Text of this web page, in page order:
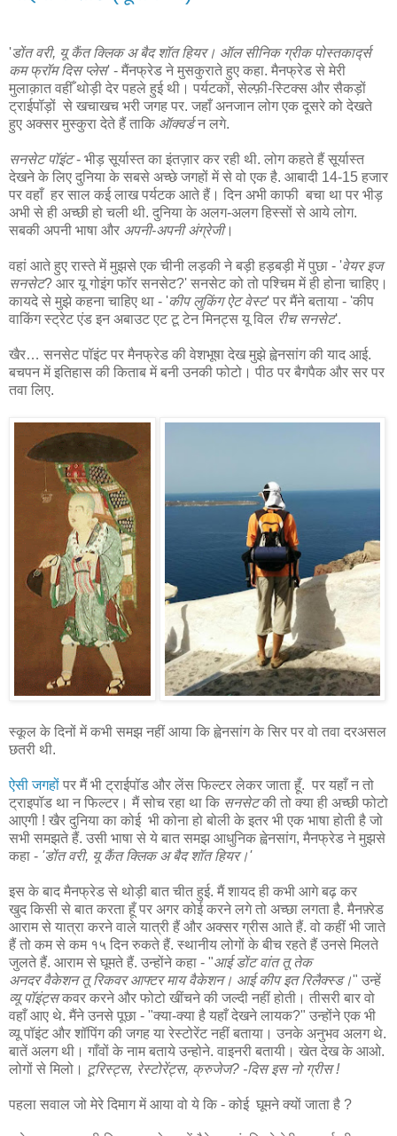
'डोंत वरी, यू कैंत क्लिक अ बैद शॉत हियर। ऑल सीनिक ग्रीक पोस्तकार्द्स
कम फ्रॉम दिस प्लेस' - मैंनफ्रेड ने मुसकुराते हुए कहा. मैनफ्रेड से मेरी
मुलाक़ात वहीँ थोड़ी देर पहले हुई थी। पर्यटकों, सेल्फ़ी-स्टिक्स और सैकड़ों
ट्राईपॉड़ों से खचाखच भरी जगह पर. जहाँ अनजान लोग एक दूसरे को देखते
हुए अक्सर मुस्कुरा देते हैं ताकि ऑक्वर्डन लगे.
सनसेट पॉइंट- भीड़ सूर्यास्त का इंतज़ार कर रही थी. लोग कहते हैं सूर्यास्त
देखने के लिए दुनिया के सबसे अच्छे जगहों में से वो एक है. आबादी 14-15 हजार
पर वहाँ हर साल कई लाख पर्यटक आते हैं। दिन अभी काफी बचा था पर भीड़
अभी से ही अच्छी हो चली थी. दुनिया के अलग-अलग हिस्सों से आये लोग.
सबकी अपनी भाषा और अपनी-अपनी अंग्रेजी।
वहां आते हुए रास्ते में मुझसे एक चीनी लड़की ने बड़ी हड़बड़ी में पुछा - 'वेयर इज
सनसेट? आर यू गोइंग फॉर सनसेट?' सनसेट को तो पश्चिम में ही होना चाहिए।
कायदे से मुझे कहना चाहिए था - 'कीप लुकिंग ऐट वेस्ट' पर मैंने बताया - 'कीप
वाकिंग स्ट्रेट एंड इन अबाउट एट टू टेन मिनट्स यू विल रीच सनसेट'.
खैर… सनसेट पॉइंट पर मैनफ्रेड की वेशभूषा देख मुझे ह्वेनसांग की याद आई.
बचपन में इतिहास की किताब में बनी उनकी फोटो। पीठ पर बैगपैक और सर पर
तवा लिए.
स्कूल के दिनों में कभी समझ नहीं आया कि ह्वेनसांग के सिर पर वो तवा दरअसल
छतरी थी.
ऐसी जगहों पर मैं भी ट्राईपॉड और लेंस फिल्टर लेकर जाता हूँ. पर यहाँ न तो
ट्राइपॉड था न फिल्टर। मैं सोच रहा था कि सनसेटकी तो क्या ही अच्छी फोटो
आएगी ! खैर दुनिया का कोई भी कोना हो बोली के इतर भी एक भाषा होती है जो
सभी समझते हैं. उसी भाषा से ये बात समझ आधुनिक ह्वेनसांग, मैनफ्रेड ने मुझसे
कहा - 'डोंत वरी, यू कैंत क्लिक अ बैद शॉत हियर।'
इस के बाद मैनफ्रेड से थोड़ी बात चीत हुई. मैं शायद ही कभी आगे बढ़ कर
खुद किसी से बात करता हूँ पर अगर कोई करने लगे तो अच्छा लगता है. मैनफ़्रेड
आराम से यात्रा करने वाले यात्री हैं और अक्सर ग्रीस आते हैं. वो कहीं भी जाते
हैं तो कम से कम १५ दिन रुकते हैं. स्थानीय लोगों के बीच रहते हैं उनसे मिलते
जुलते हैं. आराम से घूमते हैं. उन्होंने कहा - "आई डोंट वांत तू तेक
अनदर वैकेशन तू रिकवर आफ्टर माय वैकेशन। आई कीप इत रिलैक्स्ड।" उन्हें
व्यू पॉइंट्सकवर करने और फोटो खींचने की जल्दी नहीं होती। तीसरी बार वो
वहाँ आए थे. मैंने उनसे पूछा - "क्या-क्या है यहाँ देखने लायक?" उन्होंने एक भी
व्यू पॉइंट और शॉपिंग की जगह या रेस्टोरेंट नहीं बताया। उनके अनुभव अलग थे.
बातें अलग थी। गाँवों के नाम बताये उन्होने. वाइनरी बतायी। खेत देख के आओ.
लोगों से मिलो। टूरिस्ट्स, रेस्टोरेंट्स, क्रुजेज? -दिस इस नो ग्रीस !
पहला सवाल जो मेरे दिमाग में आया वो ये कि - कोई घूमने क्यों जाता है ?